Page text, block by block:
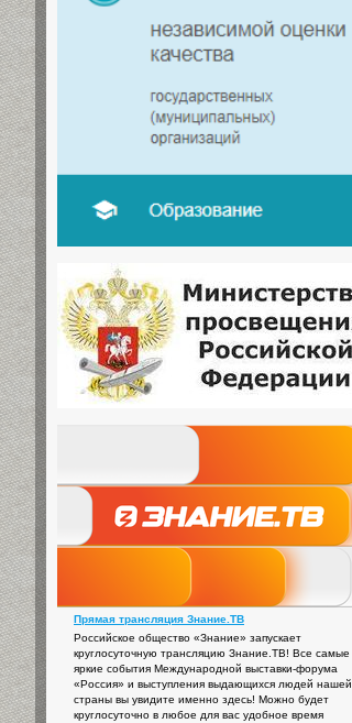
Прямая трансляция Знание.ТВ
Российское общество «Знание» запускает
круглосуточную трансляцию Знание.ТВ! Все самые
яркие события Международной выставки-форума
«Россия» и выступления выдающихся людей нашей
страны вы увидите именно здесь! Можно будет
круглосуточно в любое для вас удобное время